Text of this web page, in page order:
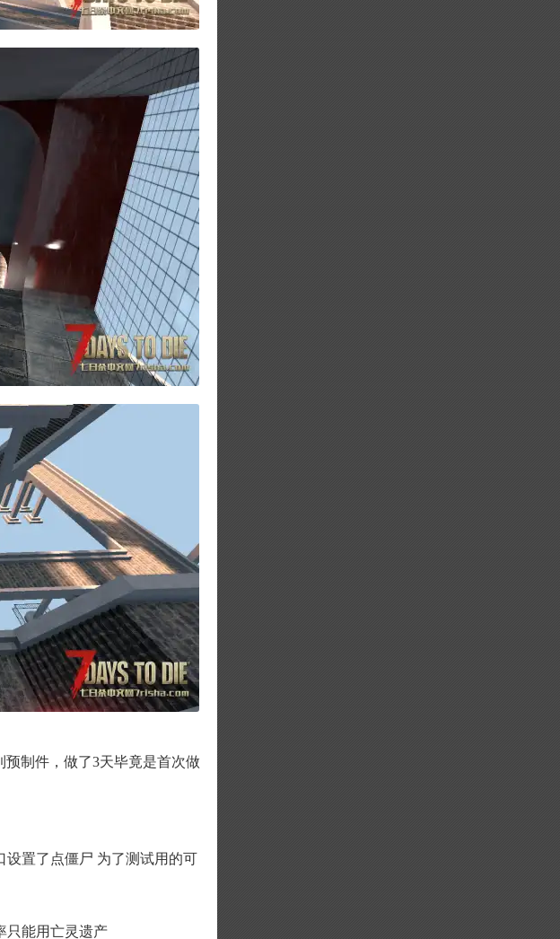
制件，做了3天毕竟是首次做
设置了点僵尸 为了测试用的可
只能用亡灵遗产